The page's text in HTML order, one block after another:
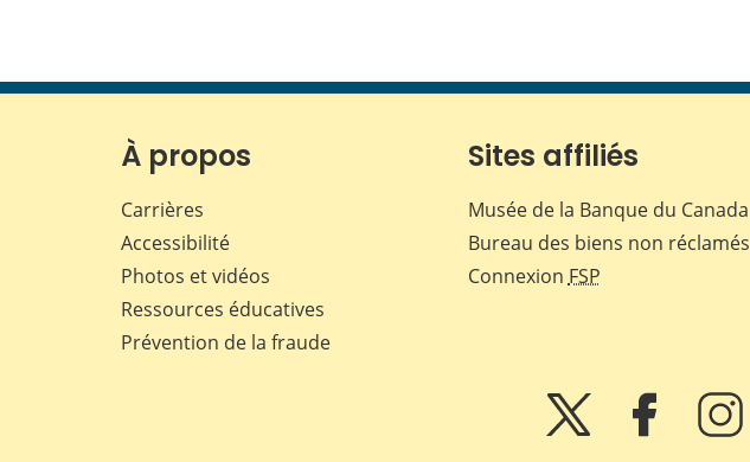
À propos
Carrières
Accessibilité
Photos et vidéos
Ressources éducatives
Prévention de la fraude
Sites affiliés
Musée de la Banque du Canada
Bureau des biens non réclamés
Connexion FSP